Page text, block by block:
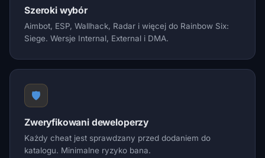
Szeroki wybór
Aimbot, ESP, Wallhack, Radar i więcej do Rainbow Six:
Siege. Wersje Internal, External i DMA.
🛡️
Zweryfikowani deweloperzy
Każdy cheat jest sprawdzany przed dodaniem do
katalogu. Minimalne ryzyko bana.